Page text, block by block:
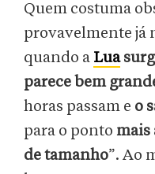
Quem costuma
provavelmente já
quando a Lua
parece bem
horas passam e o
para o ponto mais
de tamanho”. Ao